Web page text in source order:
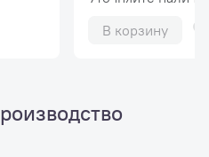
В корзину